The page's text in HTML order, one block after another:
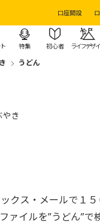
口座開設
特集 初心者 ライフデザ
うどん
き
クス・メールで１
ァイルを”うどん”で